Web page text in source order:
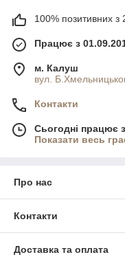
100% позитивних з
Працює з
м. Калуш
вул.
Контакти
Сьогодні працює
Показати весь
Про нас
Контакти
Доставка та оплата